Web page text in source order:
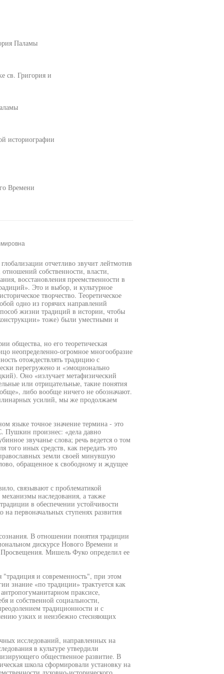
Паламы
св. Григория и
историографии
Времени
отчетливо звучит лейтмотив
собственности, власти,
восстановления преемственности в
Это и выбор, и культурное
творчество. Теоретическое
одно из горячих направлений
жизни традиций в истории, чтобы
тоже) были уместными и
общества, но его теоретическая
неопределенно-огромное многообразие
отождествлять традицию с
перегружено и «эмоционально
Оно «излучает метафизический
или отрицательные, такие понятия
либо вообще ничего не обозначают.
усилий, мы же продолжаем
языке точное значение термина - это
Пушкин произнес: «дела давно
звучанье слова; речь ведется о том
иных средств, как передать это
земли своей минувшую
обращенное к свободному и ждущее
связывают с проблематикой
наследования, а также
в обеспечении устойчивости
на первоначальных ступенях развития
В отношении понятия традиции
дискурсе Нового Времени и
Просвещения. Мишель Фуко определил ее
и современность", при этом
знание «по традиции» трактуется как
праксисе,
и собственной социальности,
традиционности и с
узких и неизбежно стесняющих
исследований, направленных на
в культуре утвердили
общественное развитие. В
школа сформировали установку на